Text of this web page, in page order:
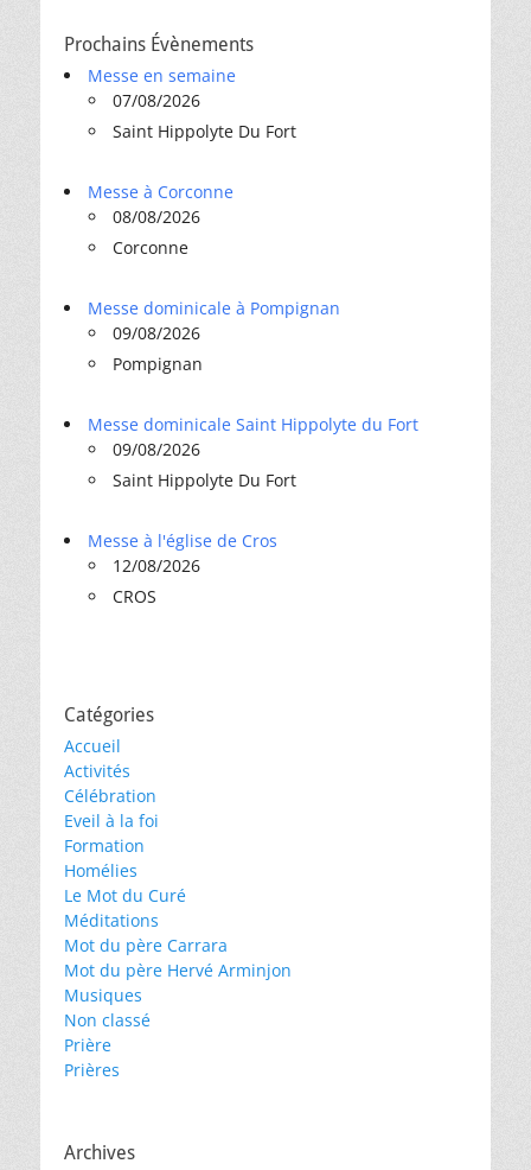
Prochains Évènements
Messe en semaine
07/08/2026
Saint Hippolyte Du Fort
Messe à Corconne
08/08/2026
Corconne
Messe dominicale à Pompignan
09/08/2026
Pompignan
Messe dominicale Saint Hippolyte du Fort
09/08/2026
Saint Hippolyte Du Fort
Messe à l'église de Cros
12/08/2026
CROS
Catégories
Accueil
Activités
Célébration
Eveil à la foi
Formation
Homélies
Le Mot du Curé
Méditations
Mot du père Carrara
Mot du père Hervé Arminjon
Musiques
Non classé
Prière
Prières
Archives